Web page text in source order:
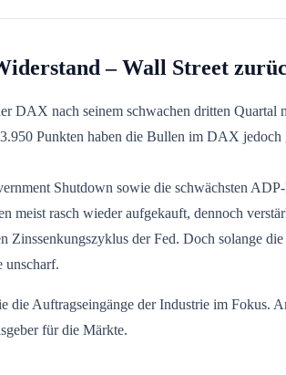
– Wall Street
DAX nach seinem schwachen dritten
Punkten haben die Bullen im DAX
Shutdown sowie die schwächsten
meist rasch wieder aufgekauft, dennoch
der Fed. Doch solange
unscharf.
Auftragseingänge der Industrie im Fokus.
für die Märkte.